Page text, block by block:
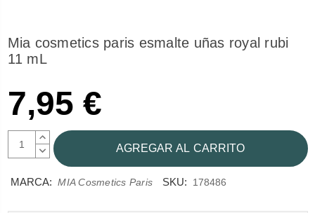
Mia cosmetics paris esmalte uñas royal rubi
11 mL
7,95 €
AUMENTAR
CANTIDAD:
DISMINUIR
CANTIDAD:
MARCA: MIA Cosmetics Paris SKU: 178486